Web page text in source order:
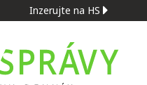
Inzerujte na HS